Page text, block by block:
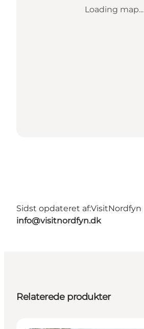
Loading map...
Sidst opdateret af:VisitNordfyn
info@visitnordfyn.dk
Relaterede produkter